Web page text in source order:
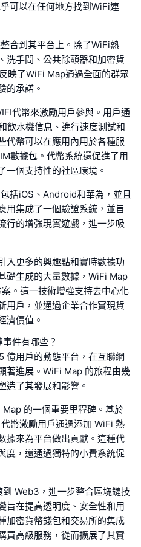
可以在任何地方找到WiFi連
合到其平台上。除了WiFi熱
洗手間、公共除顫器和加密貨
映了WiFi Map通過全面的群眾
的承諾。
代幣來激勵用戶參與。用戶通
飲水機信息、進行速度測試和
代幣可以在應用內用於各種服
數據包。代幣系統還促進了用
一個支持性的社區環境。
括iOS、Android和華為，並且
用集成了一個驗證系統，並旨
行的增強現實遊戲，進一步吸
入更多的興趣點和實時數據功
礎生成的大量數據，WiFi Map
。這一技術增強支持去中心化
用戶，並通過企業合作實現貨
濟價值。
件有哪些？
億用戶的動態平台，在互聯網
著進展。WiFi Map 的旅程由幾
造了其發展和影響。
的一個重要里程碑。基於
幣激勵用戶通過添加 WiFi 熱
據來為平台做出貢獻。這種代
度，還通過獨特的小費系統促
Web3，進一步整合區塊鏈技
旨在提高透明度、安全性和用
加密貨幣錢包和交易所的集成
買高級服務，從而擴展了其實